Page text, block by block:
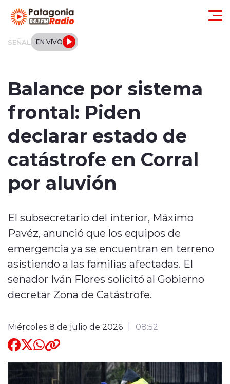
SEÑAL EN VIVO
Tendencias
Internacional
Entrevistas
Quienes Somos
modo claro
Balance por sistema
frontal: Piden
declarar estado de
catástrofe en Corral
por aluvión
El subsecretario del interior, Máximo
Pavéz, anunció que los equipos de
emergencia ya se encuentran en terreno
asistiendo a las familias afectadas. El
senador Iván Flores solicitó al Gobierno
decretar Zona de Catástrofe.
Miércoles 8 de julio de 2026 08:52